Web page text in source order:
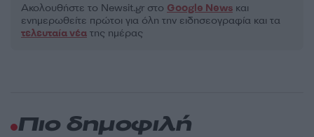
Ακολουθήστε το Νewsit.gr στο Google News και
ενημερωθείτε πρώτοι για όλη την ειδησεογραφία και τα
τελευταία νέα της ημέρας
Πιο δημοφιλή